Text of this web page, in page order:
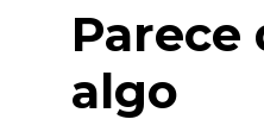
Parece
algo